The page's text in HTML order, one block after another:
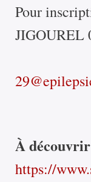
Pour
JIGOUREL
À
https://